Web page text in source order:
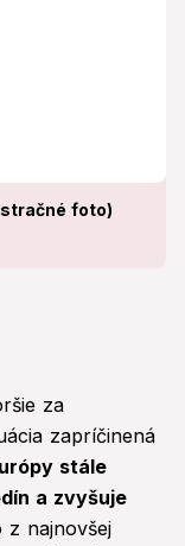
foto)
za
zapríčinená
stále
a zvyšuje
z najnovšej